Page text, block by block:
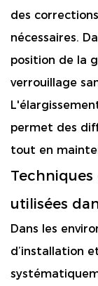
des
nécessaires.
position de la
verrouillage
permet des
tout en
utilisées
Dans les
d’installation